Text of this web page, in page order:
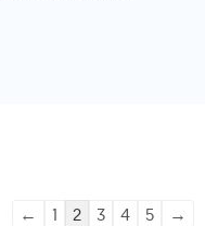
← 1 2 3 4 5
→